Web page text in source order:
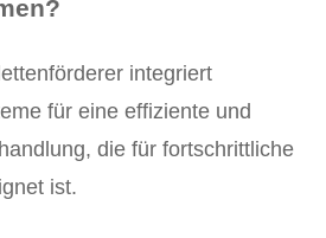
integriert
für eine effiziente und
die für fortschrittliche
ist.